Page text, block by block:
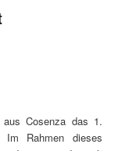
aus Cosenza das 1.
Im Rahmen dieses